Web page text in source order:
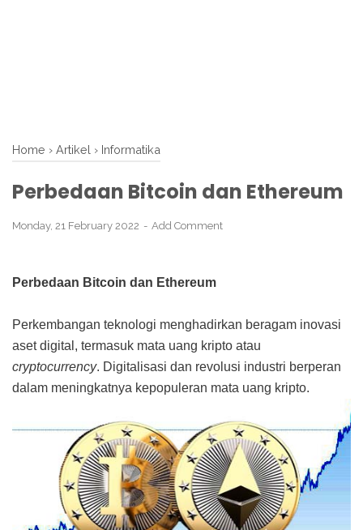
Home › Artikel › Informatika
Perbedaan Bitcoin dan Ethereum
Monday, 21 February 2022 Add Comment
Perbedaan Bitcoin dan Ethereum
Perkembangan teknologi menghadirkan beragam inovasi
aset digital, termasuk mata uang kripto atau
cryptocurrency. Digitalisasi dan revolusi industri berperan
dalam meningkatnya kepopuleran mata uang kripto.